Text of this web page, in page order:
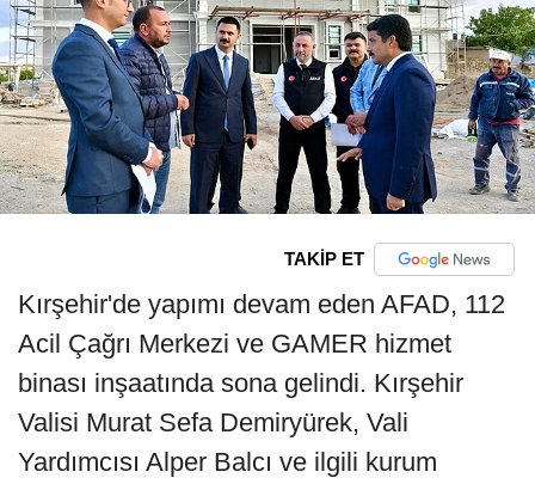
TAKİP ET
Kırşehir'de yapımı devam eden AFAD, 112
Acil Çağrı Merkezi ve GAMER hizmet
binası inşaatında sona gelindi. Kırşehir
Valisi Murat Sefa Demiryürek, Vali
Yardımcısı Alper Balcı ve ilgili kurum